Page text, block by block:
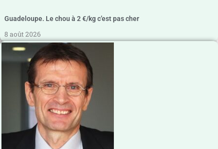
Guadeloupe. Le chou à 2 €/kg c’est pas cher
8 août 2026